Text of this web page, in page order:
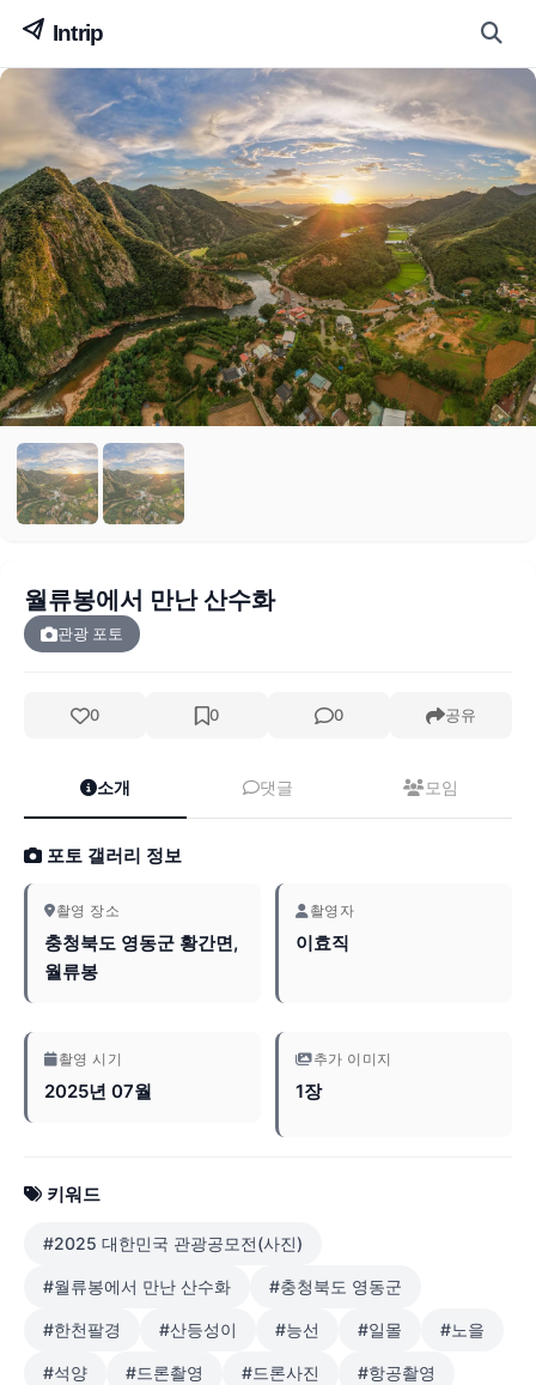
월류봉에서 만난 산수화
관광 포토
0 0 0 공유
소개 댓글 모임
포토 갤러리 정보
촬영 장소
충청북도 영동군 황간면,
월류봉
촬영자
이효직
촬영 시기
2025년 07월
추가 이미지
1장
키워드
#2025 대한민국 관광공모전(사진)
#월류봉에서 만난 산수화 #충청북도 영동군
#한천팔경 #산등성이 #능선 #일몰 #노을
#석양 #드론촬영 #드론사진 #항공촬영